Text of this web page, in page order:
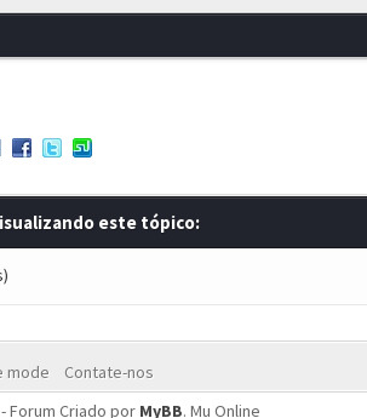
este tópico:
mode
Contate-nos
- Forum Criado por MyBB. Mu Online